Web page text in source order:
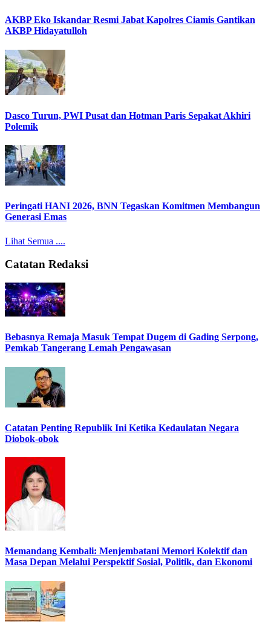
AKBP Eko Iskandar Resmi Jabat Kapolres Ciamis Gantikan
AKBP Hidayatulloh
Dasco Turun, PWI Pusat dan Hotman Paris Sepakat Akhiri
Polemik
Peringati HANI 2026, BNN Tegaskan Komitmen Membangun
Generasi Emas
Lihat Semua ....
Catatan Redaksi
Bebasnya Remaja Masuk Tempat Dugem di Gading Serpong,
Pemkab Tangerang Lemah Pengawasan
Catatan Penting Republik Ini Ketika Kedaulatan Negara
Diobok-obok
Memandang Kembali: Menjembatani Memori Kolektif dan
Masa Depan Melalui Perspektif Sosial, Politik, dan Ekonomi